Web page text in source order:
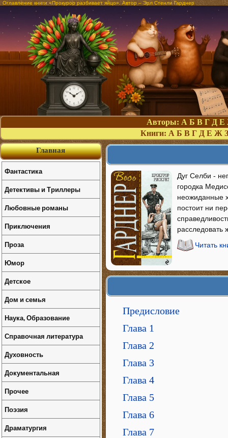
Оглавление книги «Прокурор разбивает яйцо». Автор – Эрл Стенли Гарднер
Авторы: А Б В Г Д Е
Книги: А Б В Г Д Е Ж З
Дуг Селби -
городка
неожиданные
постоит ни
расследовать
Читать
Предисловие
Глава 1
Глава 2
Глава 3
Глава 4
Глава 5
Глава 6
Глава 7
Главная
Фантастика
Детективы и Триллеры
Любовные романы
Приключения
Проза
Юмор
Детское
Дом и семья
Наука, Образование
Справочная литература
Духовность
Документальная
Прочее
Поэзия
Драматургия